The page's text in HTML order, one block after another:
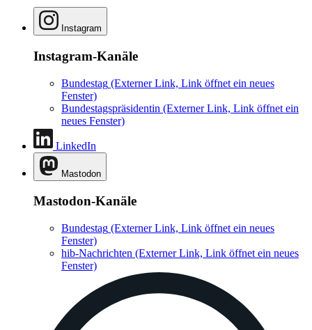
Instagram
Instagram-Kanäle
Bundestag (Externer Link, Link öffnet ein neues
Fenster)
Bundestagspräsidentin (Externer Link, Link öffnet ein
neues Fenster)
LinkedIn
Mastodon
Mastodon-Kanäle
Bundestag (Externer Link, Link öffnet ein neues
Fenster)
hib-Nachrichten (Externer Link, Link öffnet ein neues
Fenster)